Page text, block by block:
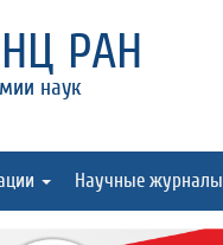
РАН
наук
Научные журналы